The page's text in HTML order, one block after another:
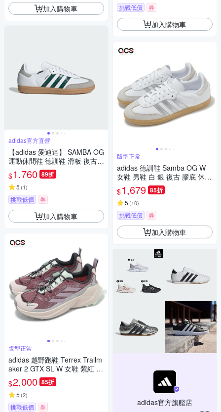
加入購物車
adidas官方直營
【adidas 愛迪達】 SAMBA OG
運動休閒鞋 德訓鞋 滑板 復古
女鞋 - Originals JI2724
$1,760 89折
5 (1)
挑戰低價 券
加入購物車
版型正常
adidas 越野跑鞋 Terrex Trailm
aker 2 GTX SL W 女鞋 紫紅 防
水 機能 愛迪達 JP5242
$2,000 85折
5 (2)
挑戰低價 券
挑戰低價 券
加入購物車
版型正常
adidas 德訓鞋 Samba OG W
女鞋 男鞋 白 銀 復古 膠底 休閒
鞋 愛迪達 JI2725
$1,679 85折
5 (10)
挑戰低價 券
加入購物車
adidas官方旗艦店